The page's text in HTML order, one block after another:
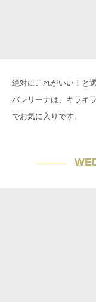
絶対にこれがいい！と
バレリーナは、キラキ
でお気に入りです。